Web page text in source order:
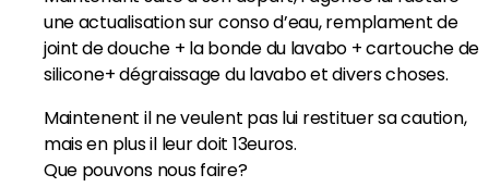
une actualisation sur conso d’eau, remplament de
joint de douche + la bonde du lavabo + cartouche de
silicone+ dégraissage du lavabo et divers choses.
Maintenent il ne veulent pas lui restituer sa caution,
mais en plus il leur doit 13euros.
Que pouvons nous faire?